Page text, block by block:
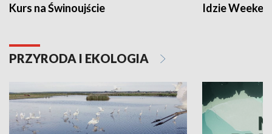
Kurs na Świnoujście Idzie
PRZYRODA I EKOLOGIA